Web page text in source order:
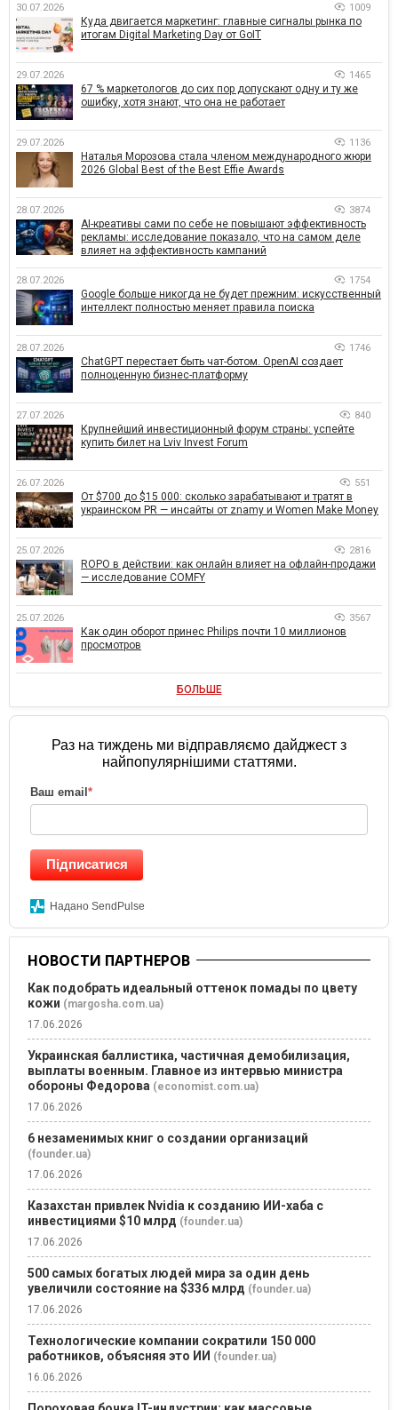
30.07.2026 1009
Куда двигается маркетинг: главные сигналы рынка по
итогам Digital Marketing Day от GoIT
29.07.2026 1465
67 % маркетологов до сих пор допускают одну и ту же
ошибку, хотя знают, что она не работает
29.07.2026 1136
Наталья Морозова стала членом международного жюри
2026 Global Best of the Best Effie Awards
28.07.2026 3874
AI-креативы сами по себе не повышают эффективность
рекламы: исследование показало, что на самом деле
влияет на эффективность кампаний
28.07.2026 1754
Google больше никогда не будет прежним: искусственный
интеллект полностью меняет правила поиска
28.07.2026 1746
ChatGPT перестает быть чат-ботом. OpenAI создает
полноценную бизнес-платформу
27.07.2026 840
Крупнейший инвестиционный форум страны: успейте
купить билет на Lviv Invest Forum
26.07.2026 551
От $700 до $15 000: сколько зарабатывают и тратят в
украинском PR — инсайты от znamy и Women Make Money
25.07.2026 2816
ROPO в действии: как онлайн влияет на офлайн-продажи
— исследование COMFY
25.07.2026 3567
Как один оборот принес Philips почти 10 миллионов
просмотров
БОЛЬШЕ
Раз на тиждень ми відправляємо дайджест з
найпопулярнішими статтями.
Ваш email *
Підписатися
Надано SendPulse
НОВОСТИ ПАРТНЕРОВ
Как подобрать идеальный оттенок помады по цвету
кожи (margosha.com.ua)
17.06.2026
Украинская баллистика, частичная демобилизация,
выплаты военным. Главное из интервью министра
обороны Федорова (economist.com.ua)
17.06.2026
6 незаменимых книг о создании организаций
(founder.ua)
17.06.2026
Казахстан привлек Nvidia к созданию ИИ-хаба с
инвестициями $10 млрд (founder.ua)
17.06.2026
500 самых богатых людей мира за один день
увеличили состояние на $336 млрд (founder.ua)
17.06.2026
Технологические компании сократили 150 000
работников, объясняя это ИИ (founder.ua)
16.06.2026